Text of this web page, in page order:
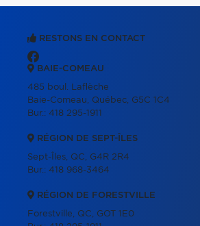
RESTONS EN CONTACT
BAIE-COMEAU
485 boul. Laflèche
Baie-Comeau, Québec, G5C 1C4
Bur.: 418 295-1911
RÉGION DE SEPT-ÎLES
Sept-Îles, QC, G4R 2R4
Bur.: 418 968-3464
RÉGION DE FORESTVILLE
Forestville, QC, GOT 1E0